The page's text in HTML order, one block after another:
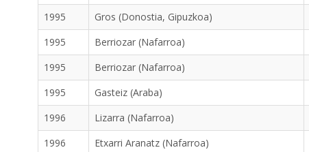
1995
Gros (Donostia, Gipuzkoa)
1995
Berriozar (Nafarroa)
1995
Berriozar (Nafarroa)
1995
Gasteiz (Araba)
1996
Lizarra (Nafarroa)
1996
Etxarri Aranatz (Nafarroa)